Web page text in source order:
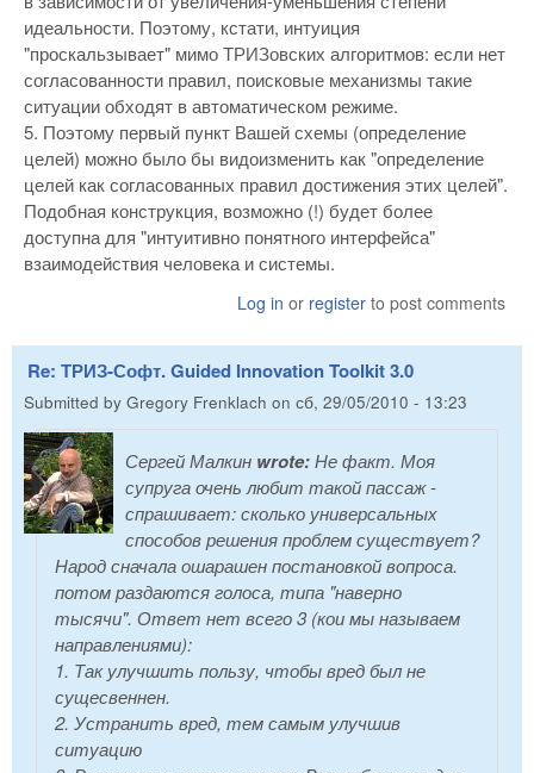
идеальности. Поэтому, кстати, интуиция
"проскальзывает" мимо ТРИЗовских алгоритмов: если нет
согласованности правил, поисковые механизмы такие
ситуации обходят в автоматическом режиме.
5. Поэтому первый пункт Вашей схемы (определение
целей) можно было бы видоизменить как "определение
целей как согласованных правил достижения этих целей".
Подобная конструкция, возможно (!) будет более
доступна для "интуитивно понятного интерфейса"
взаимодействия человека и системы.
Log in or register to post comments
Re: ТРИЗ-Софт. Guided Innovation Toolkit 3.0
Submitted by Gregory Frenklach on сб, 29/05/2010 - 13:23
Сергей Малкин wrote:Не факт. Моя
супруга очень любит такой пассаж -
спрашивает: сколько универсальных
способов решения проблем существует?
Народ сначала ошарашен постановкой вопроса.
потом раздаются голоса, типа "наверно
тысячи". Ответ нет всего 3 (кои мы называем
направлениями):
1. Так улучшить пользу, чтобы вред был не
сущесвеннен.
2. Устранить вред, тем самым улучшив
ситуацию